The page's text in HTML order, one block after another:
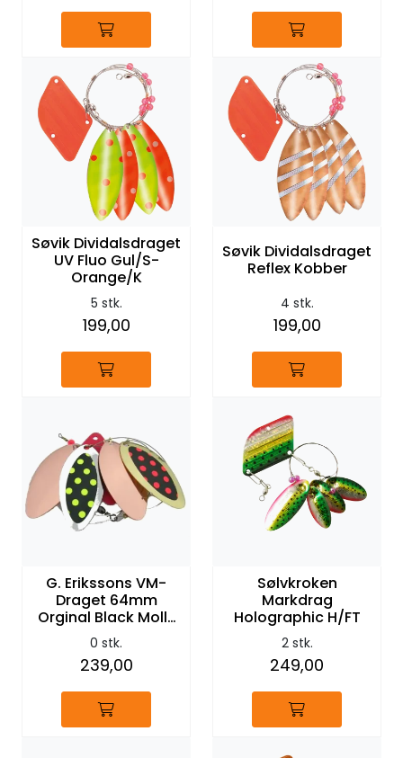
Søvik Dividalsdraget
UV Fluo Gul/S-
Orange/K
5 stk.
199,00
Søvik Dividalsdraget
Reflex Kobber
4 stk.
199,00
G. Erikssons VM-
Draget 64mm
Orginal Black Molly
404 KSG
0 stk.
239,00
Sølvkroken
Markdrag
Holographic H/FT
2 stk.
249,00